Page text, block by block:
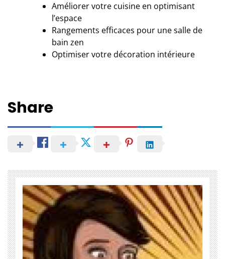
Améliorer votre cuisine en optimisant
l’espace
Rangements efficaces pour une salle de
bain zen
Optimiser votre décoration intérieure
Share